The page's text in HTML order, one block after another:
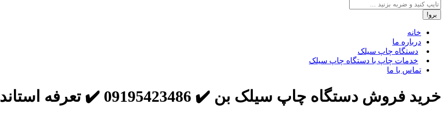
خانه
درباره ما
دستگاه چاپ سیلک
خدمات چاپ با دستگاه چاپ سیلک
تماس با ما
خرید فروش دستگاه چاپ سیلک بن ✔️ 09195423486 ✔️ تعرفه استاندارد